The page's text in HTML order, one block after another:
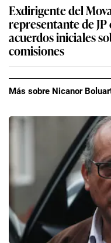
Exdirigente del
representante de
acuerdos iniciales
comisiones
Más sobre Nicanor